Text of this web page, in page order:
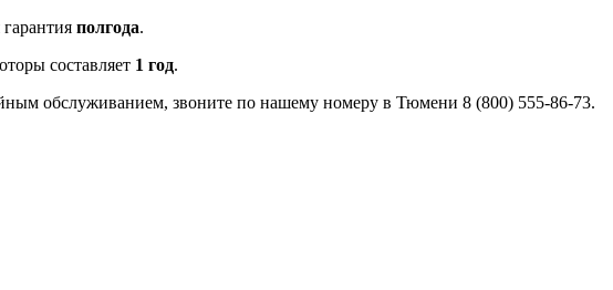
полгода.
составляет 1 год.
обслуживанием, звоните по нашему номеру в Тюмени 8 (800) 555-86-73.